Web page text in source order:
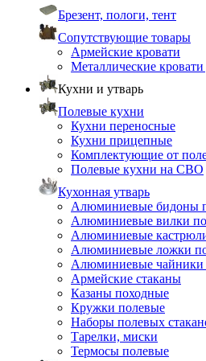
Брезент, пологи, тент
Сопутствующие товары
Армейские кровати
Металлические
Кухни и утварь
Полевые кухни
Кухни переносные
Кухни прицепные
Комплектующие от
Полевые кухни на СВО
Кухонная утварь
Алюминиевые бидоны
Алюминиевые вилки
Алюминиевые
Алюминиевые ложки
Алюминиевые чайники
Армейские стаканы
Казаны походные
Кружки полевые
Наборы полевых
Тарелки, миски
Термосы полевые